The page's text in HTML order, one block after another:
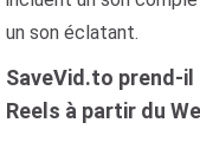
un son éclatant.
SaveVid.to prend-
Reels à partir du